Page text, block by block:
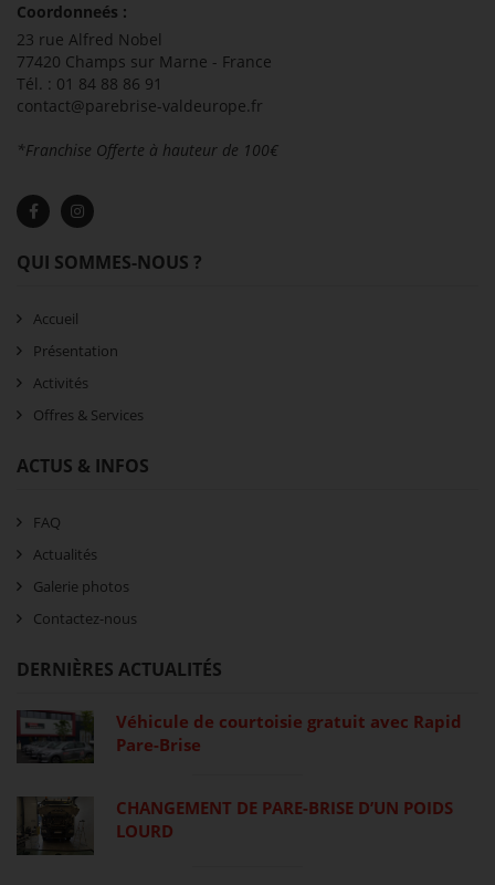
Coordonneés :
23 rue Alfred Nobel
77420 Champs sur Marne - France
Tél. : 01 84 88 86 91
contact@parebrise-valdeurope.fr
*Franchise Offerte à hauteur de 100€
QUI SOMMES-NOUS ?
Accueil
Présentation
Activités
Offres & Services
ACTUS & INFOS
FAQ
Actualités
Galerie photos
Contactez-nous
DERNIÈRES ACTUALITÉS
Véhicule de courtoisie gratuit avec Rapid
Pare-Brise
CHANGEMENT DE PARE-BRISE D’UN POIDS
LOURD